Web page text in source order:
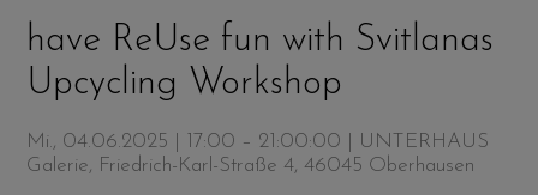
have ReUse fun with Svitlanas
Upcycling Workshop
Mi., 04.06.2025 | 17:00 – 21:00:00 | UNTERHAUS
Galerie, Friedrich-Karl-Straße 4, 46045 Oberhausen